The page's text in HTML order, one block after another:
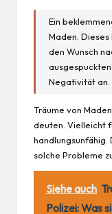
Ein
Maden.
den Wunsch
Negativität an.
Träume von
deuten. Vielleicht
handlungsunfähig.
solche Probleme
Siehe auch
Polizei: Was